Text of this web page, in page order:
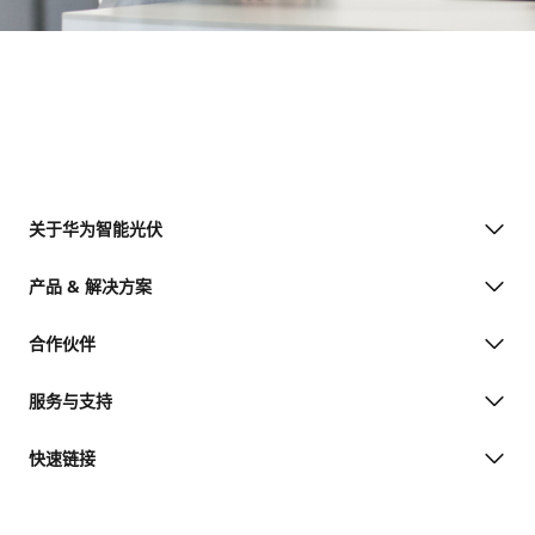
关于华为智能光伏
产品 & 解决方案
合作伙伴
服务与支持
快速链接